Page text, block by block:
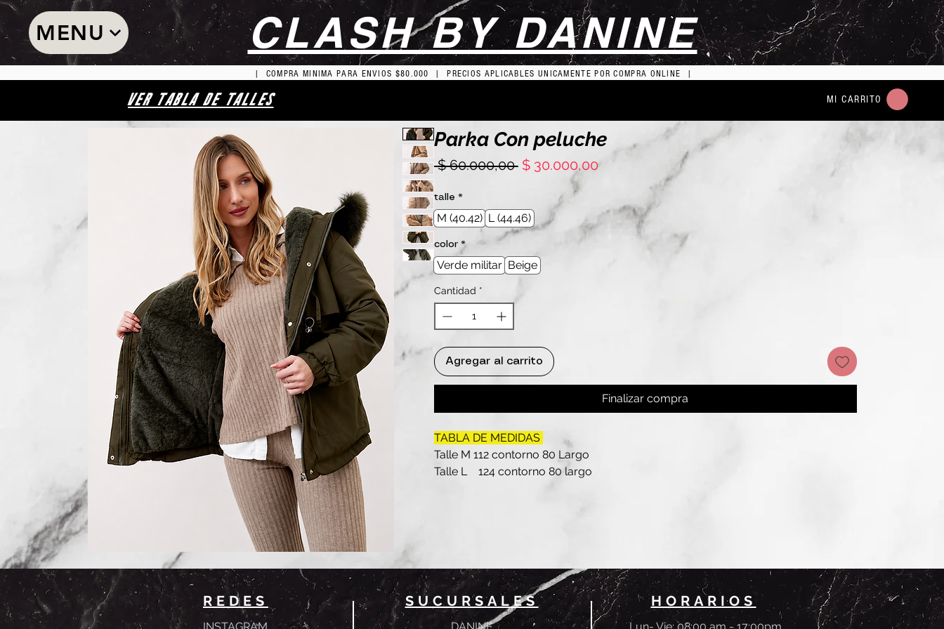
MENU CLASH BY DANINE
| COMPRA MINIMA PARA ENVIOS $80.000 | PRECIOS APLICABLES UNICAMENTE POR COMPRA ONLINE |
VER TABLA DE TALLES MI CARRITO
Parka Con peluche
$ 60.000,00 Precio
$ 30.000,00Precio
talle *
M (40.42) L (44.46)
color *
Verde militar Beige
Cantidad *
Agregar al carrito
Finalizar compra
TABLA DE MEDIDAS
Talle M 112 contorno 80 Largo
Talle L 124 contorno 80 largo
REDES SUCURSALES HORARIOS
INSTAGRAM Lun- Vie: 08:00 am - 17:00pm
DANINE